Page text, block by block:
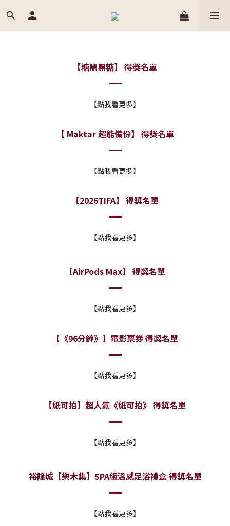
【糖鼎黑糖】 得獎名單
【點我看更多】
【 Maktar 超能備份】 得獎名單
【點我看更多】
【2026TIFA】 得獎名單
【點我看更多】
【AirPods Max】 得獎名單
【點我看更多】
【《96分鐘》】電影票券 得獎名單
【點我看更多】
【紙可拍】超人氣《紙可拍》 得獎名單
【點我看更多】
裕隆城【樂木集】SPA級溫感足浴禮盒 得獎名單
【點我看更多】